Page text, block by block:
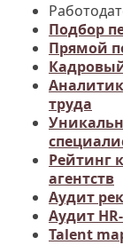
Подбор
Прямой
труда
Рейтинг
агентств
Аудит
Аудит
Talent